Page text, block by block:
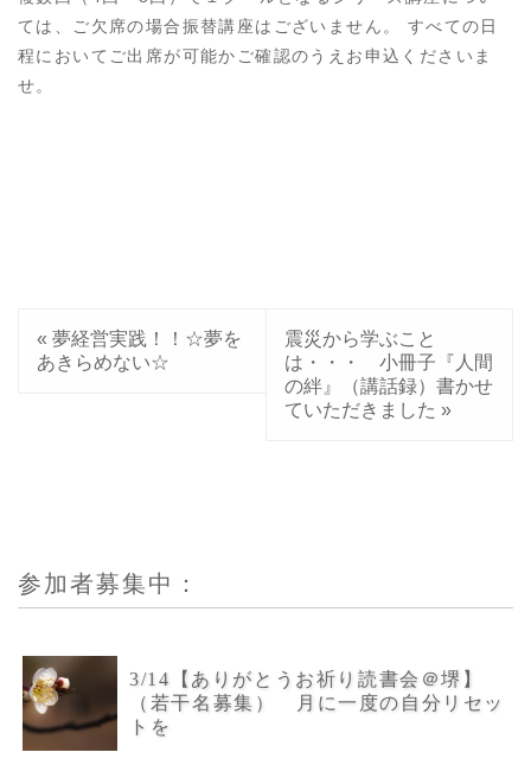
ては、ご欠席の場合振替講座はございません。 すべての日
程においてご出席が可能かご確認のうえお申込くださいま
せ。
« 夢経営実践！！☆夢を
あきらめない☆
震災から学ぶこと
は・・・ 小冊子『人間
の絆』（講話録）書かせ
ていただきました »
参加者募集中：
3/14【ありがとうお祈り読書会＠堺】
（若干名募集） 月に一度の自分リセッ
トを